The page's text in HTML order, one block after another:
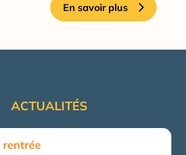
En savoir plus
ACTUALITÉS
rentrée